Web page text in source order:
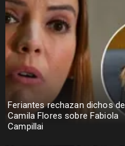
Feriantes rechazan dichos de
Camila Flores sobre Fabiola
Campillai